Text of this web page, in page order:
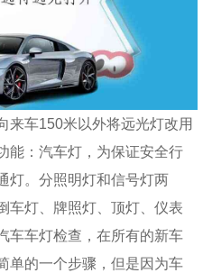
来车150米以外将远光灯改用
能：汽车灯，为保证安全行
灯。分照明灯和信号灯两
车灯、牌照灯、顶灯、仪表
车车灯检查，在所有的新车
单的一个步骤，但是因为车